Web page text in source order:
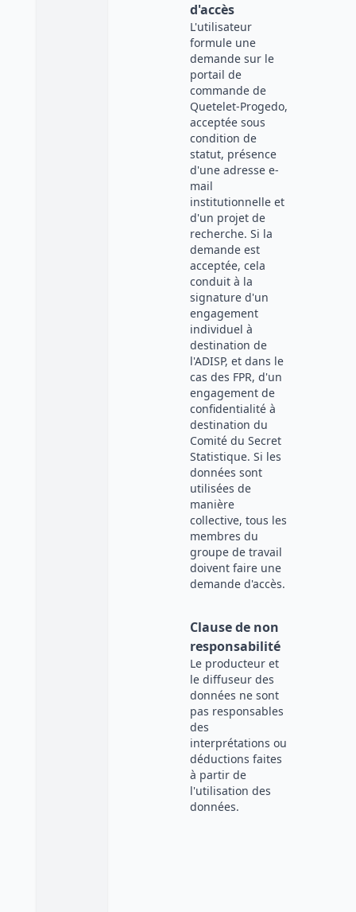
d'accès
L'utilisateur
formule une
demande sur le
portail de
commande de
Quetelet-Progedo,
acceptée sous
condition de
statut, présence
d'une adresse e-
mail
institutionnelle et
d'un projet de
recherche. Si la
demande est
acceptée, cela
conduit à la
signature d'un
engagement
individuel à
destination de
l'ADISP, et dans le
cas des FPR, d'un
engagement de
confidentialité à
destination du
Comité du Secret
Statistique. Si les
données sont
utilisées de
manière
collective, tous les
membres du
groupe de travail
doivent faire une
demande d'accès.
Clause de non
responsabilité
Le producteur et
le diffuseur des
données ne sont
pas responsables
des
interprétations ou
déductions faites
à partir de
l'utilisation des
données.